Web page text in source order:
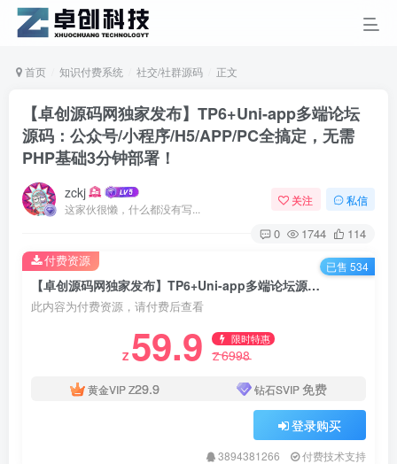
首页 知识付费系统 社交/社群源码 正文
【卓创源码网独家发布】TP6+Uni-app多端论坛
源码：公众号/小程序/H5/APP/PC全搞定，无需
PHP基础3分钟部署！
zckj
这家伙很懒，什么都没有写...
关注 私信
0 1744 114
【卓创源码网独家发布】TP6+Uni-app多端论坛源码：公众号/小程序/H5/APP/PC全搞定，无需PHP基础3分钟部署！
此内容为付费资源，请付费后查看
Z 59.9 限时特惠
Z6998
黄金VIPZ29.9 钻石SVIP免费
登录购买
3894381266 付费技术支持
付费资源 已售 534